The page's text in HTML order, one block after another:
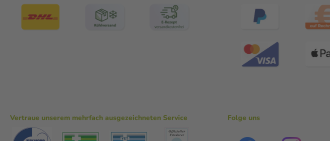
Vertraue unserem mehrfach ausgezeichneten Service Folge uns